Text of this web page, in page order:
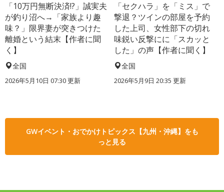
「10万円無断決済!?」誠実夫
が釣り沼へ→「家族より趣
味？」限界妻が突きつけた
離婚という結末【作者に聞
く】
全国
2026年5月10日 07:30 更新
「セクハラ」を「ミス」で
撃退？ツインの部屋を予約
した上司、女性部下の切れ
味鋭い反撃にに「スカッと
した」の声【作者に聞く】
全国
2026年5月9日 20:35 更新
GWイベント・おでかけトピックス【九州・沖縄】をも
っと見る